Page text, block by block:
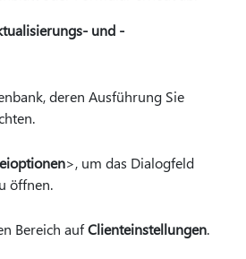
und -
deren Ausführung Sie
>, um das Dialogfeld
öffnen.
Bereich aufClienteinstellungen.